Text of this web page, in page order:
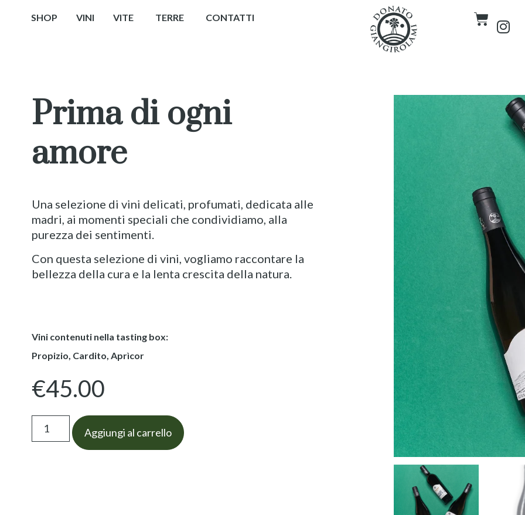
SHOP VINI VITE TERRE CONTATTI
Prima di ogni
amore
Una selezione di vini delicati, profumati, dedicata alle
madri, ai momenti speciali che condividiamo, alla
purezza dei sentimenti.
Con questa selezione di vini, vogliamo raccontare la
bellezza della cura e la lenta crescita della natura.
Vini contenuti nella tasting box:
Propizio, Cardito, Aprìcor
€45.00
Aggiungi al carrello